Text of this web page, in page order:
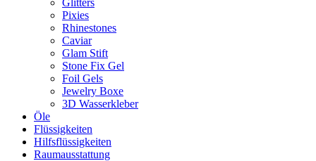
Glitters
Pixies
Rhinestones
Caviar
Glam Stift
Stone Fix Gel
Foil Gels
Jewelry Boxe
3D Wasserkleber
Öle
Flüssigkeiten
Hilfsflüssigkeiten
Raumausstattung